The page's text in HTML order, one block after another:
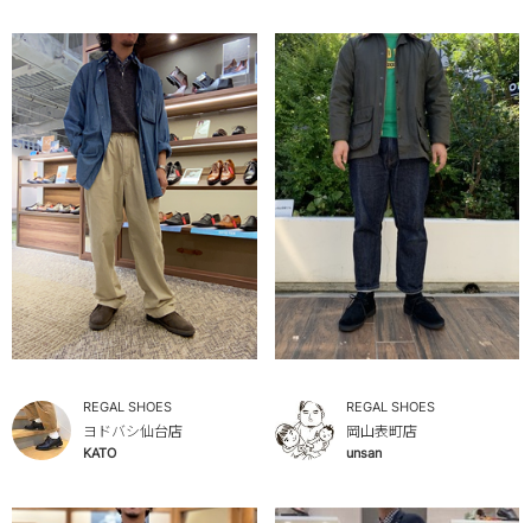
REGAL SHOES
ヨドバシ仙台店
KATO
REGAL SHOES
岡山表町店
unsan